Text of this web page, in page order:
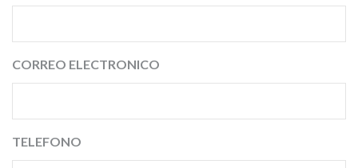
CORREO ELECTRONICO
TELEFONO